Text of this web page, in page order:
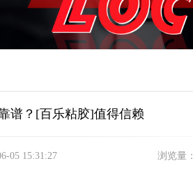
谱？[百乐粘胶]值得信赖
05 15:31:27 浏览量：